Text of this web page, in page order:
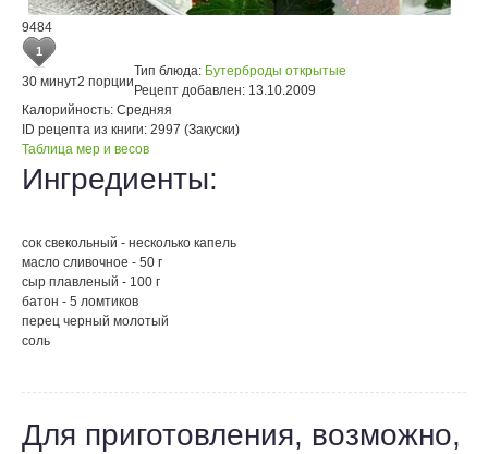
9484
1
30 минут2 порции
Тип блюда: Бутерброды открытые
Рецепт добавлен: 13.10.2009
Калорийность: Средняя
ID рецепта из книги: 2997 (Закуски)
Таблица мер и весов
Ингредиенты:
сок свекольный - несколько капель
масло сливочное - 50 г
сыр плавленый - 100 г
батон - 5 ломтиков
перец черный молотый
соль
Для приготовления, возможно,